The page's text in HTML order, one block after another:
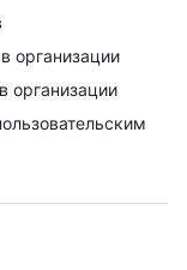
организации
организации